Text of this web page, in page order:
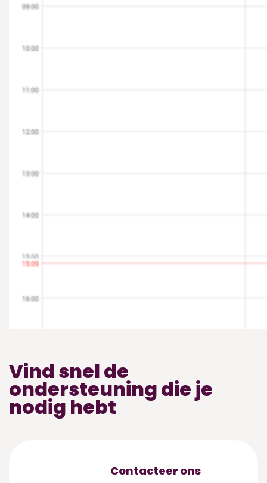
Vind snel de
ondersteuning die je
nodig hebt
Contacteer ons